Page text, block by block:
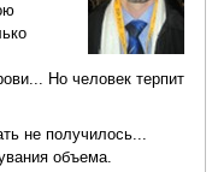
Но человек терпит
не получилось...
объема.